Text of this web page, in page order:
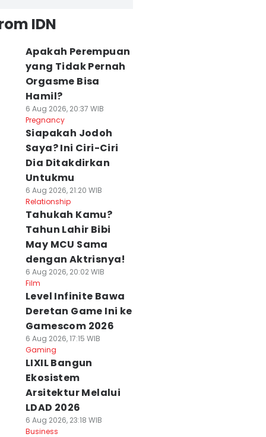
IDN
Apakah Perempuan
yang Tidak Pernah
Orgasme Bisa
Hamil?
6 Aug 2026, 20:37 WIB
Pregnancy
Siapakah Jodoh
Saya? Ini Ciri-Ciri
Dia Ditakdirkan
Untukmu
6 Aug 2026, 21:20 WIB
Relationship
Tahukah Kamu?
Tahun Lahir Bibi
May MCU Sama
dengan Aktrisnya!
6 Aug 2026, 20:02 WIB
Film
Level Infinite Bawa
Deretan Game Ini ke
Gamescom 2026
6 Aug 2026, 17:15 WIB
Gaming
LIXIL Bangun
Ekosistem
Arsitektur Melalui
LDAD 2026
6 Aug 2026, 23:18 WIB
Business